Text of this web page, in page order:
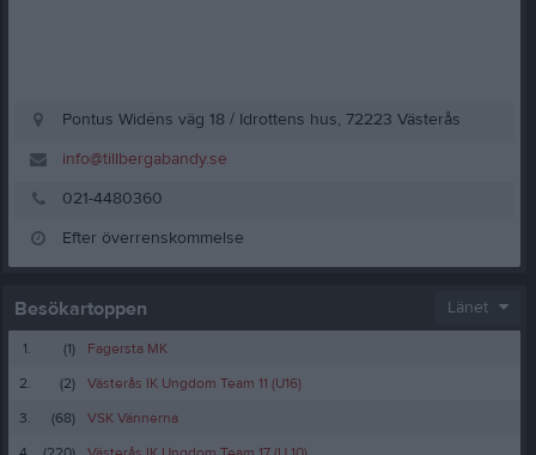
Pontus Widéns väg 18 / Idrottens hus, 72223 Västerås
info@tillbergabandy.se
021-4480360
Efter överrenskommelse
Besökartoppen Länet
1. (1)
Fagersta MK
2.
(2)
Västerås IK Ungdom Team 11 (U16)
3.
(68)
VSK Vännerna